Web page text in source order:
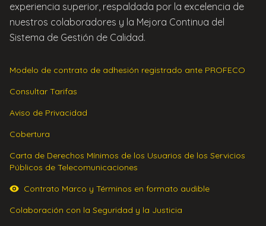
experiencia superior, respaldada por la excelencia de
nuestros colaboradores y la Mejora Continua del
Sistema de Gestión de Calidad.
Modelo de contrato de adhesión registrado ante PROFECO
Consultar Tarifas
Aviso de Privacidad
Cobertura
Carta de Derechos Mínimos de los Usuarios de los Servicios
Públicos de Telecomunicaciones
Contrato Marco y Términos en formato audible
Colaboración con la Seguridad y la Justicia